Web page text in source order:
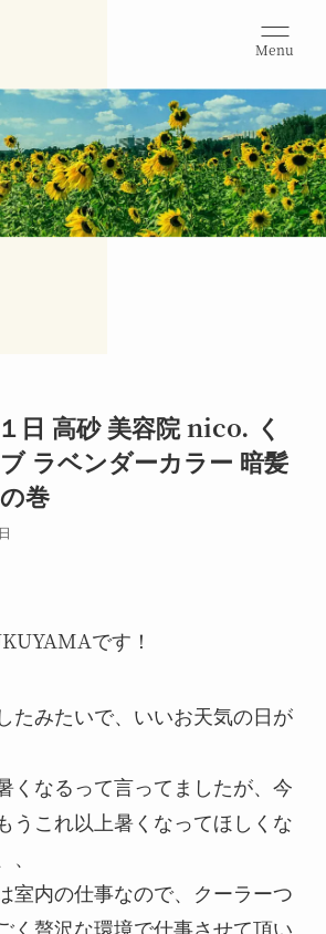
Menu
日 高砂 美容院 nico. く
ラベンダーカラー 暗髪
巻
です！
たみたいで、いいお天気の日が
くなるって言ってましたが、今
うこれ以上暑くなってほしくな
室内の仕事なので、クーラーつ
く贅沢な環境で仕事させて頂い